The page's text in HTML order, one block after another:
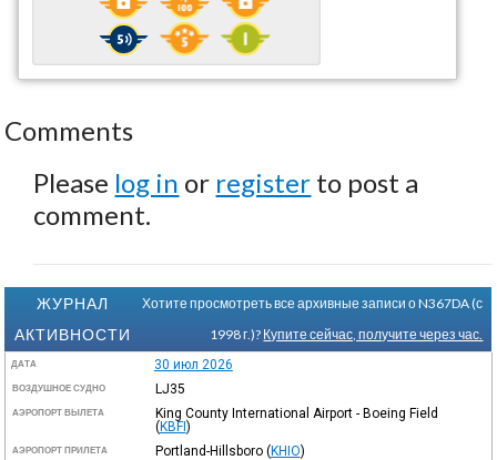
Comments
Please log in or register to post a
comment.
ЖУРНАЛ
АКТИВНОСТИ
Хотите просмотреть все архивные записи о N367DA (с
1998 г.)? Купите сейчас, получите через час.
ДАТА 30 июл 2026
ВОЗДУШНОЕ СУДНО LJ35
АЭРОПОРТ ВЫЛЕТА
King County International Airport - Boeing Field
(KBFI)
АЭРОПОРТ ПРИЛЕТА Portland-Hillsboro (KHIO)